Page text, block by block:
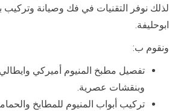
لذلك نوفر التقنيات في فك وصيانة وتركيب
ابوحليفة.
ونقوم ب:
تفصيل مطبخ المنيوم أميركي
وبنقشات عصرية.
تركيب أبواب المنيوم للمطابخ